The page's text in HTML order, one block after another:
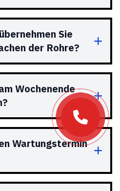
Sie
der Rohre?
Wochenende
Wartungstermin